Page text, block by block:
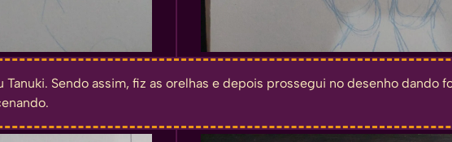
Sendo assim, fiz as orelhas e depois prossegui no desenho dando